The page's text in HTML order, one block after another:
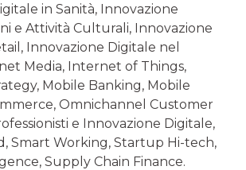
in Sanità, Innovazione
e Attività Culturali, Innovazione
Innovazione Digitale nel
Media, Internet of Things,
Mobile Banking, Mobile
Omnichannel Customer
e Innovazione Digitale,
Smart Working, Startup Hi-tech,
Supply Chain Finance.